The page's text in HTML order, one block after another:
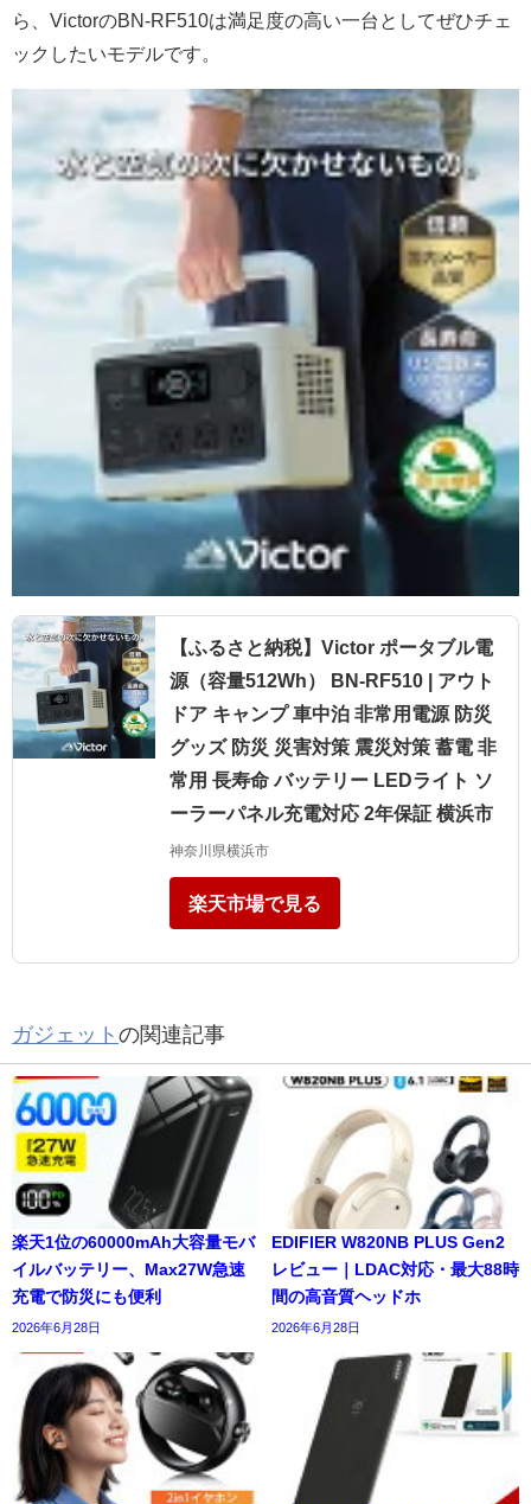
ら、VictorのBN-RF510は満足度の高い一台としてぜひチェ
ックしたいモデルです。
【ふるさと納税】Victor ポータブル電
源（容量512Wh） BN-RF510 | アウト
ドア キャンプ 車中泊 非常用電源 防災
グッズ 防災 災害対策 震災対策 蓄電 非
常用 長寿命 バッテリー LEDライト ソ
ーラーパネル充電対応 2年保証 横浜市
神奈川県横浜市
楽天市場で見る
ガジェット の関連記事
楽天1位の60000mAh大容量モバ
イルバッテリー、Max27W急速
充電で防災にも便利
2026年6月28日
EDIFIER W820NB PLUS Gen2
レビュー｜LDAC対応・最大88時
間の高音質ヘッドホ
2026年6月28日